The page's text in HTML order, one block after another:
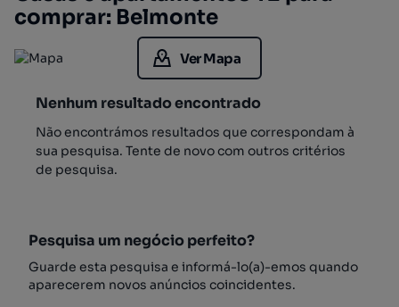
comprar: Belmonte
Ver Mapa
Nenhum resultado encontrado
Não encontrámos resultados que correspondam à
sua pesquisa. Tente de novo com outros critérios
de pesquisa.
Pesquisa um negócio perfeito?
Guarde esta pesquisa e informá-lo(a)-emos quando
aparecerem novos anúncios coincidentes.